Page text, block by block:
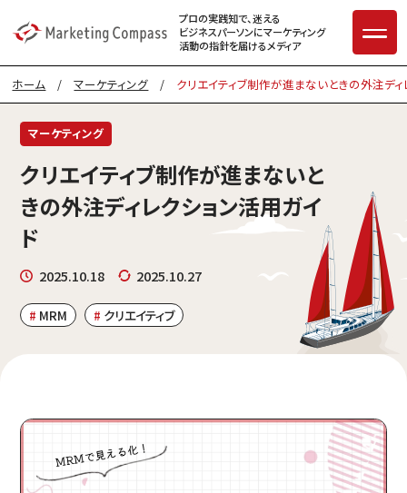
プロの実践知で、迷える
ビジネスパーソンにマーケティング
活動の指針を届けるメディア
ホーム /マーケティング / クリエイティブ制作が進まないときの外注デ
マーケティング
クリエイティブ制作が進まないと
きの外注ディレクション活用ガイ
ド
2025.10.18 2025.10.27
MRM クリエイティブ